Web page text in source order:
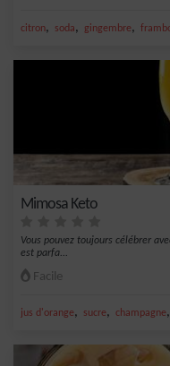
citron, soda, gingembre,
Mimosa Keto
Vous pouvez toujours célébrer
est parfa...
Facile
jus d'orange, sucre, champagne,